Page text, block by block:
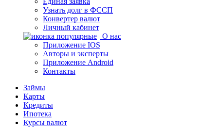
Узнать долг в ФССП
Конвертер валют
Личный кабинет
О нас
Приложение IOS
Авторы и эксперты
Приложение Android
Контакты
Займы
Карты
Кредиты
Ипотека
Курсы валют